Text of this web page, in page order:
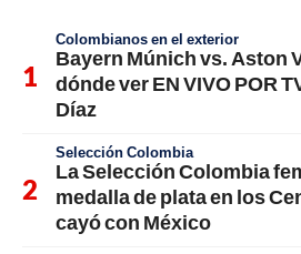
Colombianos en el exterior
Bayern Múnich vs. Aston
dónde ver EN VIVO POR
Díaz
Selección Colombia
La Selección Colombia
medalla de plata en los
cayó con México